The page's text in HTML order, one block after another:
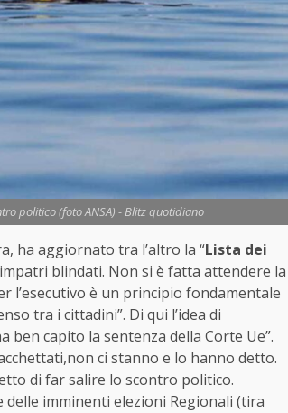
politico (foto ANSA) - Blitz quotidiano
ha aggiornato tra l’altro la “Lista dei
blindati. Non si è fatta attendere la
l’esecutivo è un principio fondamentale
tra i cittadini”. Di qui l’idea di
ben capito la sentenza della Corte Ue”.
ci stanno e lo hanno detto.
di far salire lo scontro politico.
imminenti elezioni Regionali (tira